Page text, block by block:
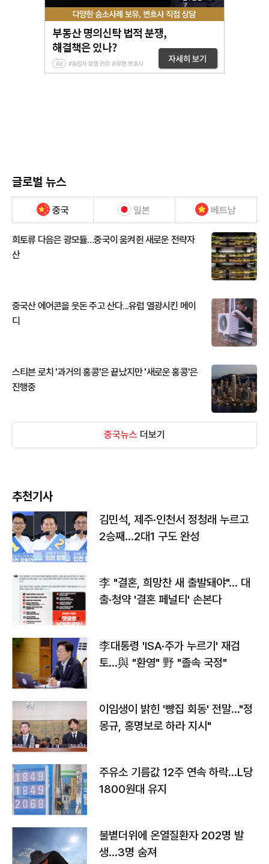
글로벌 뉴스
중국 일본 베트남
희토류 다음은 광모듈…중국이 움켜쥔 새로운 전략자
산
중국산 에어콘을 웃돈 주고 산다...유럽 열광시킨 메이
디
스티븐 로치 '과거의 홍콩'은 끝났지만 '새로운 홍콩'은
진행중
중국뉴스 더보기
추천기사
김민석, 제주·인천서 정청래 누르고
2승째…2대1 구도 완성
李 "결혼, 희망찬 새 출발돼야"… 대
출·청약 '결혼 페널티' 손본다
李대통령 'ISA·주가 누르기' 재검
토…與 "환영" 野 "졸속 국정"
이임생이 밝힌 '빵집 회동' 전말…"정
몽규, 홍명보로 하라 지시"
주유소 기름값 12주 연속 하락…L당
1800원대 유지
불볕더위에 온열질환자 202명 발
생…3명 숨져